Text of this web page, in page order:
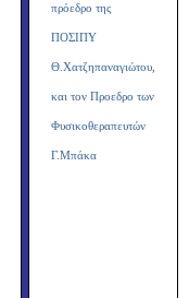
πρόεδρο της
ΠΟΣΙΠΥ
Θ.Χατζηπαναγιώτου,
και τον Προεδρο των
Φυσικοθεραπευτών
Γ.Μπάκα